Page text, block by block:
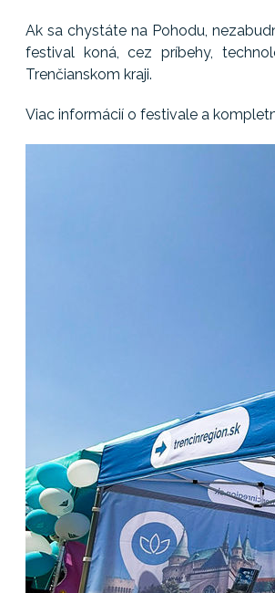
Ak sa chystáte na Pohodu,
festival koná, cez príbehy,
Trenčianskom kraji.
Viac informácií o festivale a